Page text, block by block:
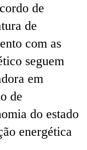
de
de
com as
seguem
em
de
do estado
energética